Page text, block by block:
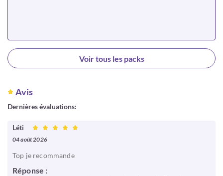
Choisir
Voir tous les packs
Avis
Dernières évaluations:
Léti
04 août 2026
Top je recommande
Réponse :